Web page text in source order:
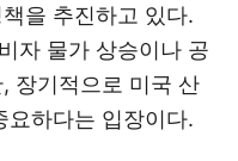
을 추진하고 있다.
자 물가 상승이나 공
장기적으로 미국 산
요하다는 입장이다.